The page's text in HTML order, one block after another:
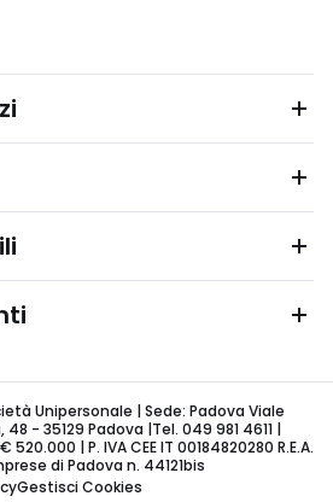
Unipersonale | Sede: Padova Viale
- 35129 Padova |Tel. 049 981 4611 |
| P. IVA CEE IT 00184820280 R.E.A.
di Padova n. 44121bis
Gestisci Cookies